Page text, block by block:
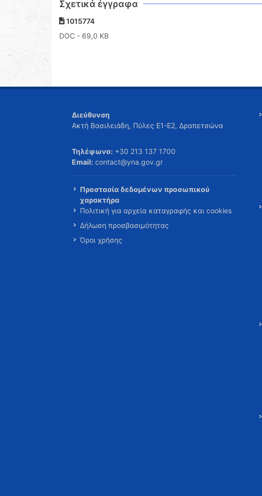
Σχετικά έγγραφα
1015774
DOC - 69,0 KB
Διεύθυνση
Ακτή Βασιλειάδη, Πύλες Ε1-Ε2, Δραπετσώνα
Τηλέφωνο: +30 213 137 1700
Email: contact@yna.gov.gr
Προστασία δεδομένων προσωπικού
χαρακτήρα
Πολιτική για αρχεία καταγραφής και cookies
Δήλωση προσβασιμότητας
Όροι χρήσης